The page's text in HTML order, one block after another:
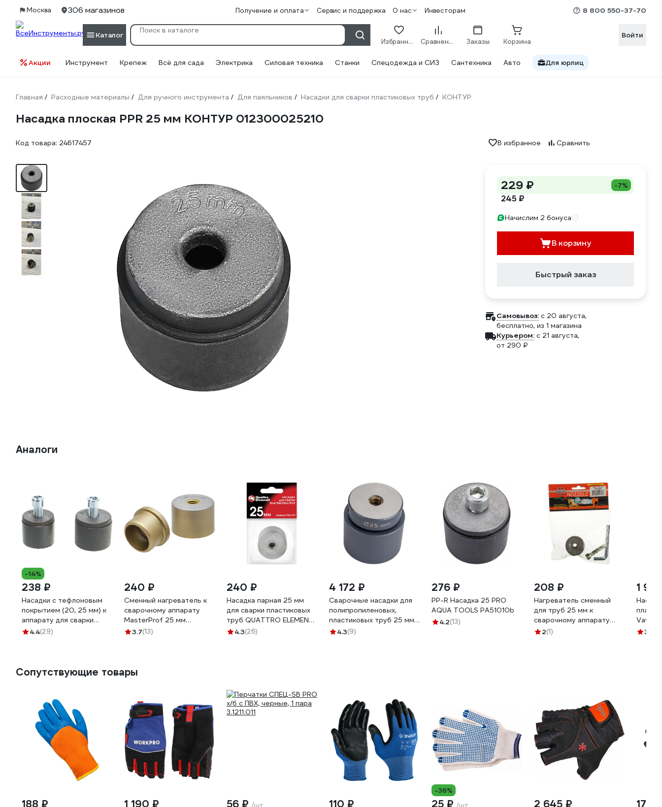
Москва 306 магазинов Получение и оплата Сервис и поддержка О нас Инвесторам 8 800 550-37-70
Каталог
Избранное Сравнение Заказы Корзина
Войти
Акции Инструмент Крепеж Всё для сада Электрика Силовая техника Станки Спецодежда и СИЗ Сантехника Авто Для юрлиц
Главная / Расходные материалы / Для ручного инструмента / Для паяльников / Насадки для сварки пластиковых труб / КОНТУР
Насадка плоская PPR 25 мм КОНТУР 012300025210
Код товара: 24617457 В избранное Сравнить
229 ₽ -7%
245 ₽
Начислим 2 бонуса
В корзину
Быстрый заказ
Самовывоз: c 20 августа,
бесплатно, из 1 магазина
Курьером: c 21 августа,
от 290 ₽
Аналоги
-14%
238 ₽
Насадки с тефлоновым
покрытием (20, 25 мм) к
аппарату для сварки
полипропиленовых труб
4.4(29)
240 ₽
Сменный нагреватель к
сварочному аппарату
MasterProf 25 мм
ИС.090762
3.7(13)
240 ₽
Насадка парная 25 мм
для сварки пластиковых
труб QUATTRO ELEMENTI
793-374
4.3(26)
4 172 ₽
Сварочные насадки для
полипропиленовых,
пластиковых труб 25 мм
Blue Ocean PPRT/HT-25
4.3(9)
276 ₽
PP-R Насадка 25 PRO
AQUA TOOLS PA51010b
4.2(13)
208 ₽
Нагреватель сменный
для труб 25 мм к
сварочному аппарату
Black Gear 62166
2(1)
1
253.9
Сопутствующие товары
188 ₽ 1 190 ₽ 56 ₽ /шт 110 ₽
-36%
25 ₽ /шт 2 645 ₽ 170